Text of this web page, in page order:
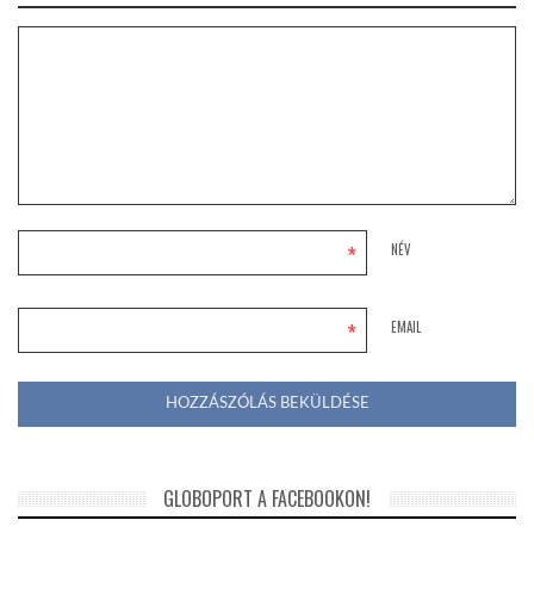
NÉV
*
EMAIL
*
GLOBOPORT A FACEBOOKON!